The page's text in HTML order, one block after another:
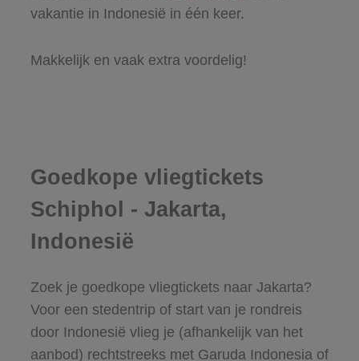
vakantie in Indonesië in één keer.
Makkelijk en vaak extra voordelig!
Goedkope vliegtickets
Schiphol - Jakarta,
Indonesië
Zoek je goedkope vliegtickets naar Jakarta?
Voor een stedentrip of start van je rondreis
door Indonesië vlieg je (afhankelijk van het
aanbod) rechtstreeks met Garuda Indonesia of